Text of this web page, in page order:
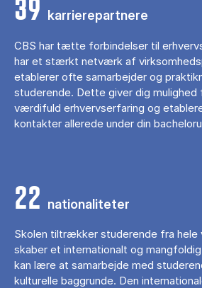
39 karrierepartnere
CBS har tætte forbindelser til
har et stærkt netværk af
etablerer ofte samarbejder og
studerende. Dette giver dig
værdifuld erhvervserfaring og
kontakter allerede under din
22 nationaliteter
Skolen tiltrækker studerende fra hele
skaber et internationalt og
kan lære at samarbejde med
kulturelle baggrunde. Den